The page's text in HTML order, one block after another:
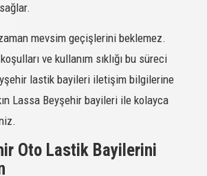
mevsim geçişlerini beklemez.
ve kullanım sıklığı bu süreci
lastik bayileri iletişim bilgilerine
Lassa Beyşehir bayileri ile kolayca
Oto Lastik Bayilerini